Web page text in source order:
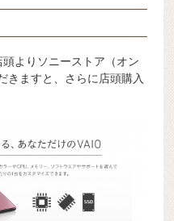
よりソニーストア（オン
きますと、さらに店頭購入